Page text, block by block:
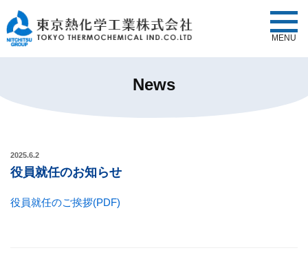
MENU
News
2025.6.2
役員就任のお知らせ
役員就任のご挨拶(PDF)